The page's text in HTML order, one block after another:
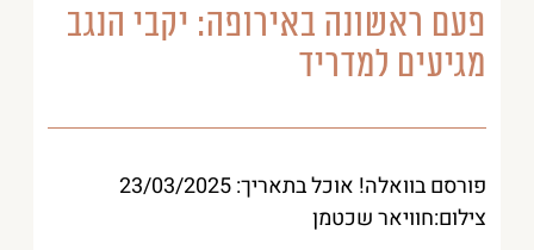
פעם ראשונה באירופה: יקבי הנגב
מגיעים למדריד
פורסם בוואלה! אוכל בתאריך: 23/03/2025
צילום:חוויאר שכטמן